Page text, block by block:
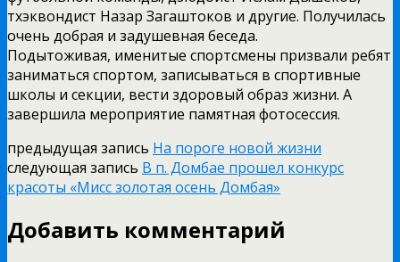
тхэквондист Назар Загаштоков и другие. Получилась
очень добрая и задушевная беседа.
Подытоживая, именитые спортсмены призвали ребят
заниматься спортом, записываться в спортивные
школы и секции, вести здоровый образ жизни. А
завершила мероприятие памятная фотосессия.
предыдущая запись На пороге новой жизни
следующая запись В п. Домбае прошел конкурс
красоты «Мисс золотая осень Домбая»
Добавить комментарий